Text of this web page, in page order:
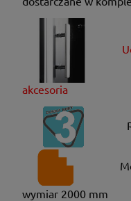
akcesoria
wymiar 2000 mm